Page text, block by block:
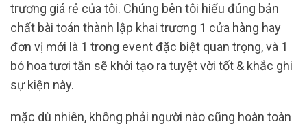
trương giá rẻ của tôi. Chúng bên tôi hiểu đúng bản
chất bài toán thành lập khai trương 1 cửa hàng hay
đơn vị mới là 1 trong event đặc biệt quan trọng, và 1
bó hoa tươi tắn sẽ khởi tạo ra tuyệt vời tốt & khắc ghi
sự kiện này.
mặc dù nhiên, không phải người nào cũng hoàn toàn